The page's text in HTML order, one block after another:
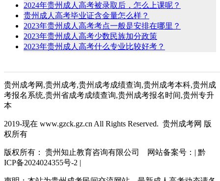
2024年贵州成人高考被录取后，怎么上课呢？
贵州成人高考毕业证含金量怎么样？
2023年贵州成人高考考点一般是安排在哪里？
2023年贵州成人高考少数民族加分政策
2023年贵州成人高考什么专业比较好考？
贵州成考网,贵州成考,贵州成考成绩查询,贵州成考本科,贵州成
考报名系统,贵州省成考成绩查询,贵州成考报名时间,贵州专升
本
2019-现在 www.gzck.gz.cn All Rights Reserved. 贵州成考网 版
权所有
版权所有： 贵州知止教育咨询有限公司 网站备案号：| 黔
ICP备2024024355号-2 |